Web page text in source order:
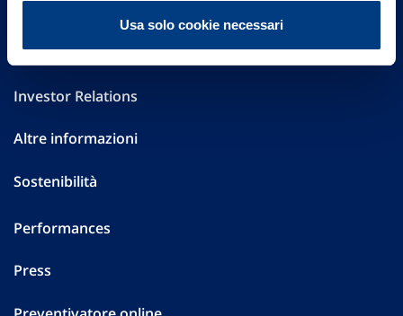
Usa solo cookie necessari
Governance
Investor Relations
Altre informazioni
Sostenibilità
Performances
Press